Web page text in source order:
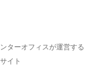
ターオフィスが運営する
イト